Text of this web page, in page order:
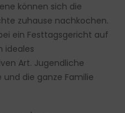
können sich die
zuhause nachkochen.
ein Festtagsgericht auf
ideales
Art. Jugendliche
die ganze Familie